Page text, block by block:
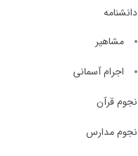
دانشنامه
مشاهیر
اجرام آسمانی
نجوم قرآن
نجوم مدارس